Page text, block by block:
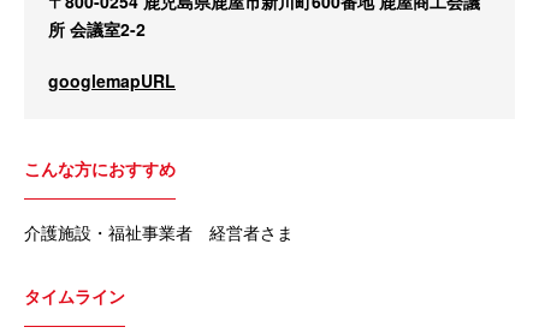
所 会議室2-2
googlemapURL
こんな方におすすめ
介護施設・福祉事業者 経営者さま
タイムライン